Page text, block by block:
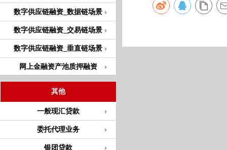
数字供应链融资_数据链场景
数字供应链融资_交易链场景
数字供应链融资_垂直链场景
网上金融资产池质押融资
其他
一般现汇贷款
委托代理业务
银团贷款